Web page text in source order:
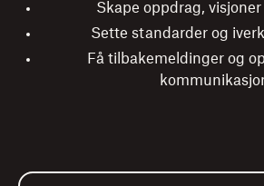
Skape oppdrag,
Sette standarder og
Få tilbakemeldinger og